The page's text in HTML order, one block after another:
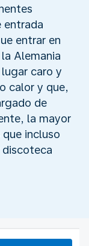
entrada
entrar en
Alemania
caro y
calor y que,
de
la mayor
incluso
discoteca